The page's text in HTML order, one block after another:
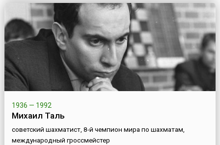
1936 — 1992
Михаил Таль
советский шахматист, 8-й чемпион мира по шахматам,
международный гроссмейстер